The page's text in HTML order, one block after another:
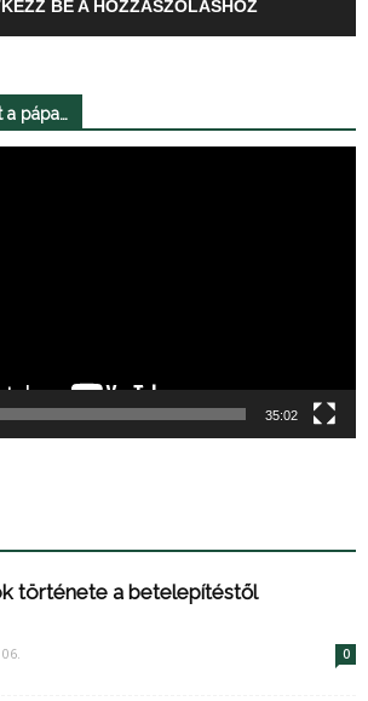
BE A HOZZÁSZÓLÁSHOZ
a pápa…
35:02
története a betelepítéstől
0